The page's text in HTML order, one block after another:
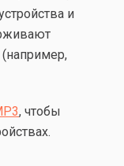
и
, чтобы